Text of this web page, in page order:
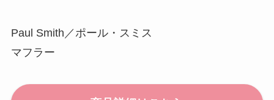
Paul Smith／ポール・スミス
マフラー